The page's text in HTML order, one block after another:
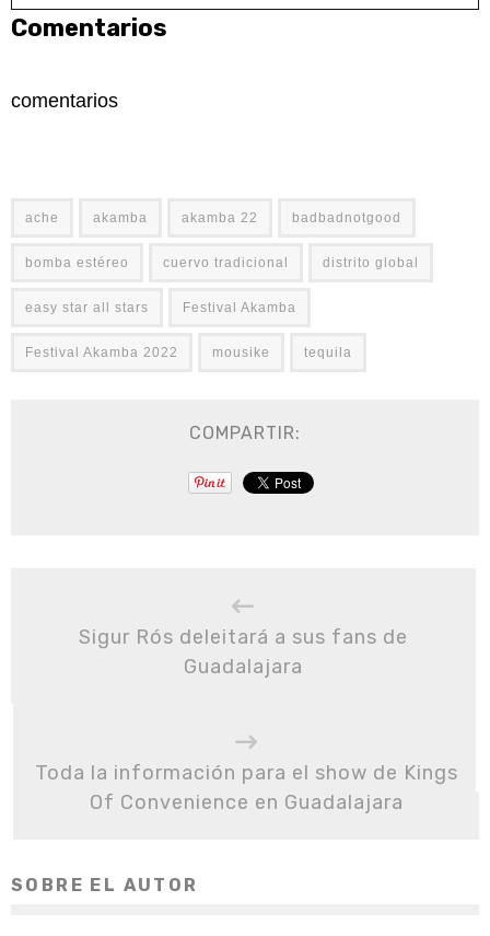
Comentarios
comentarios
ache akamba akamba 22 badbadnotgood
bomba estéreo cuervo tradicional distrito global
easy star all stars Festival Akamba
Festival Akamba 2022 mousike tequila
COMPARTIR:
Sigur Rós deleitará a sus fans de
Guadalajara
Toda la información para el show de Kings
Of Convenience en Guadalajara
SOBRE EL AUTOR